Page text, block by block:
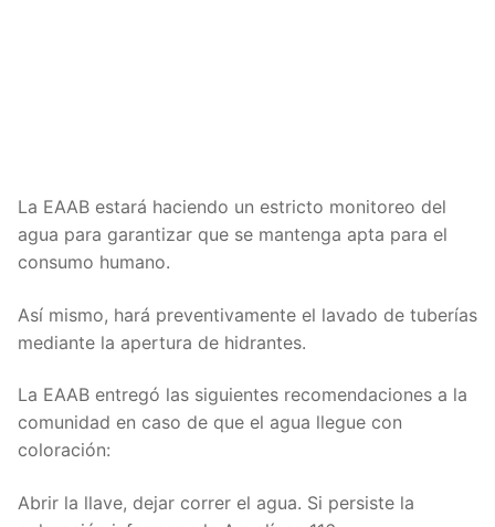
La EAAB estará haciendo un estricto monitoreo del
agua para garantizar que se mantenga apta para el
consumo humano.
Así mismo, hará preventivamente el lavado de tuberías
mediante la apertura de hidrantes.
La EAAB entregó las siguientes recomendaciones a la
comunidad en caso de que el agua llegue con
coloración:
Abrir la llave, dejar correr el agua. Si persiste la